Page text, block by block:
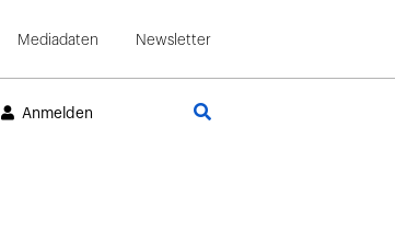
Mediadaten Newsletter
Anmelden